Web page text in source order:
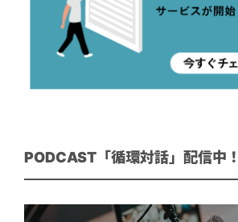
PODCAST「循環対話」配信中！